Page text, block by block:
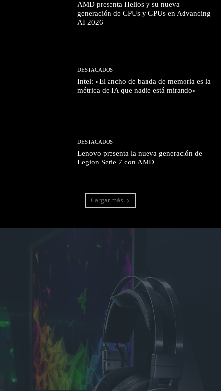
AMD presenta Helios y su nueva
generación de CPUs y GPUs en Advancing
AI 2026
DESTACADOS
Intel: «El ancho de banda de memoria es la
métrica de IA que nadie está mirando»
DESTACADOS
Lenovo presenta la nueva generación de
Legion Serie 7 con AMD
Cargar más